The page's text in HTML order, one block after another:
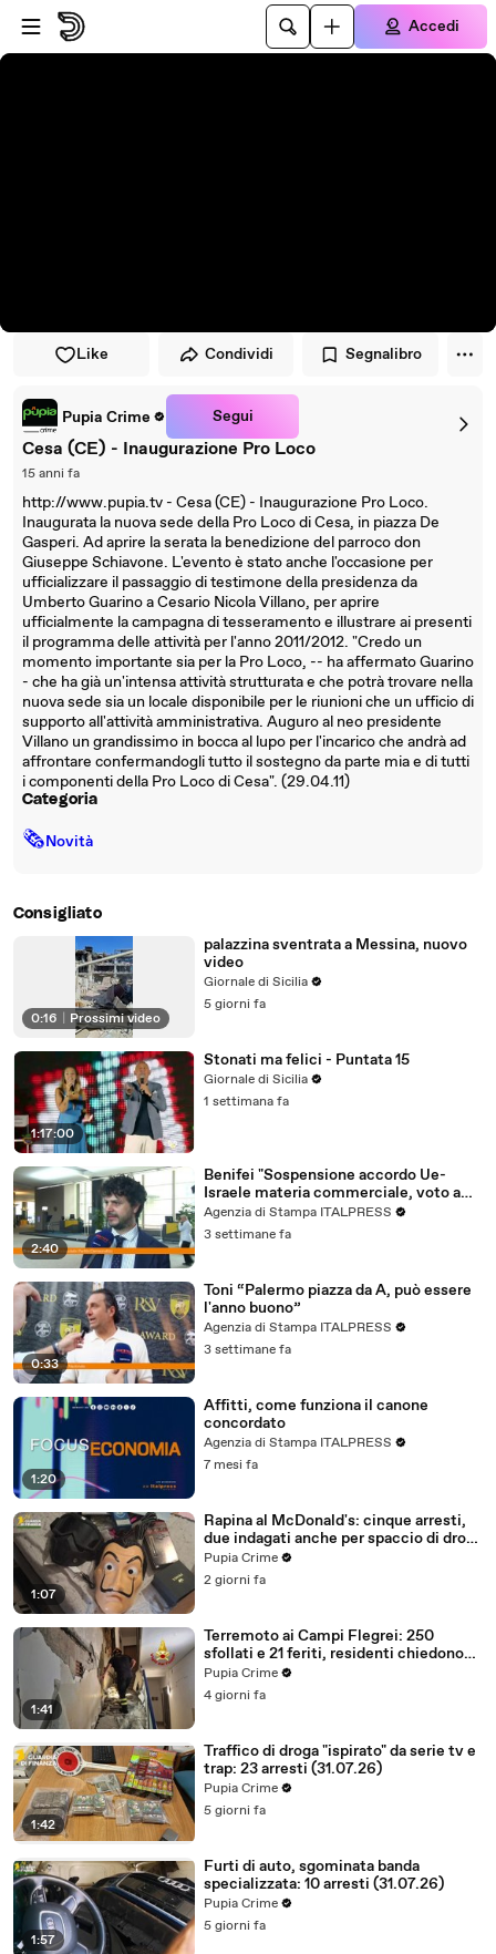
Vai al lettore
Passa al contenuto principale
Accedi
Like Condividi Segnalibro
Pupia Crime Segui
Cesa (CE) - Inaugurazione Pro Loco
15 anni fa
http://www.pupia.tv - Cesa (CE) - Inaugurazione Pro Loco.
Inaugurata la nuova sede della Pro Loco di Cesa, in piazza De
Gasperi. Ad aprire la serata la benedizione del parroco don
Giuseppe Schiavone. L'evento è stato anche l'occasione per
ufficializzare il passaggio di testimone della presidenza da
Umberto Guarino a Cesario Nicola Villano, per aprire
ufficialmente la campagna di tesseramento e illustrare ai presenti
il programma delle attività per l'anno 2011/2012. "Credo un
momento importante sia per la Pro Loco, -- ha affermato Guarino
- che ha già un'intensa attività strutturata e che potrà trovare nella
nuova sede sia un locale disponibile per le riunioni che un ufficio di
supporto all'attività amministrativa. Auguro al neo presidente
Villano un grandissimo in bocca al lupo per l'incarico che andrà ad
affrontare confermandogli tutto il sostegno da parte mia e di tutti
i componenti della Pro Loco di Cesa". (29.04.11)
Categoria
🗞Novità
Consigliato
0:16 Prossimi video
palazzina sventrata a Messina, nuovo
video
Giornale di Sicilia
5 giorni fa
1:17:00
Stonati ma felici - Puntata 15
Giornale di Sicilia
1 settimana fa
2:40
Benifei "Sospensione accordo Ue-
Israele materia commerciale, voto a
maggioranza"
Agenzia di Stampa ITALPRESS
3 settimane fa
0:33
Toni “Palermo piazza da A, può essere
l'anno buono”
Agenzia di Stampa ITALPRESS
3 settimane fa
1:20
Affitti, come funziona il canone
concordato
Agenzia di Stampa ITALPRESS
7 mesi fa
1:07
Rapina al McDonald's: cinque arresti,
due indagati anche per spaccio di droga
(03.08.26)
Pupia Crime
2 giorni fa
1:41
Terremoto ai Campi Flegrei: 250
sfollati e 21 feriti, residenti chiedono
certezze sul futuro (01.08.26)
Pupia Crime
4 giorni fa
1:42
Traffico di droga "ispirato" da serie tv e
trap: 23 arresti (31.07.26)
Pupia Crime
5 giorni fa
1:57
Furti di auto, sgominata banda
specializzata: 10 arresti (31.07.26)
Pupia Crime
5 giorni fa